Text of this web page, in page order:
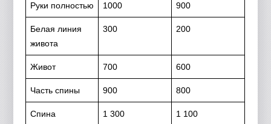
Руки полностью 1000 900
Белая линия
живота
300 200
Живот 700 600
Часть спины 900 800
Спина
1 300 1 100